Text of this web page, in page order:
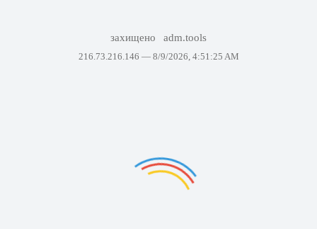
захищено adm.tools
216.73.216.146 — 8/9/2026, 4:51:25 AM